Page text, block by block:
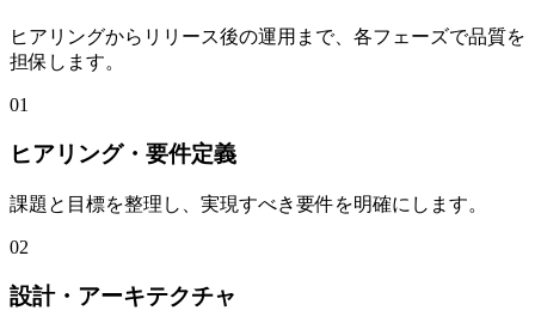
ヒアリングからリリース後の運用まで、各フェーズで品質を
担保します。
01
ヒアリング・要件定義
課題と目標を整理し、実現すべき要件を明確にします。
02
設計・アーキテクチャ